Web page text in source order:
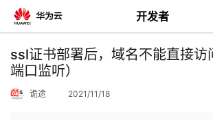
开发者
返
回
ssl证书部署后，域名不能直接
端口监听）
诡途 2021/11/18